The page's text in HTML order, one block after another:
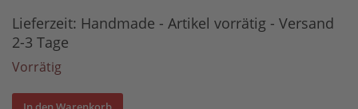
Lieferzeit: Handmade - Artikel vorrätig - Versand
2-3 Tage
Vorrätig